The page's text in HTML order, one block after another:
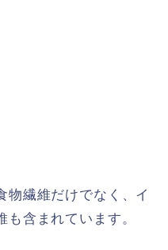
物繊維だけでなく、イ
含まれています。